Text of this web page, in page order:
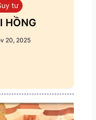
tư
HỒNG
20, 2025